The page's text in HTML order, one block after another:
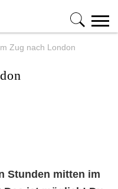
Zug nach London
Stunden mitten im